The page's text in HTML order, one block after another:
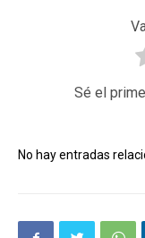
Sé el
No hay entradas